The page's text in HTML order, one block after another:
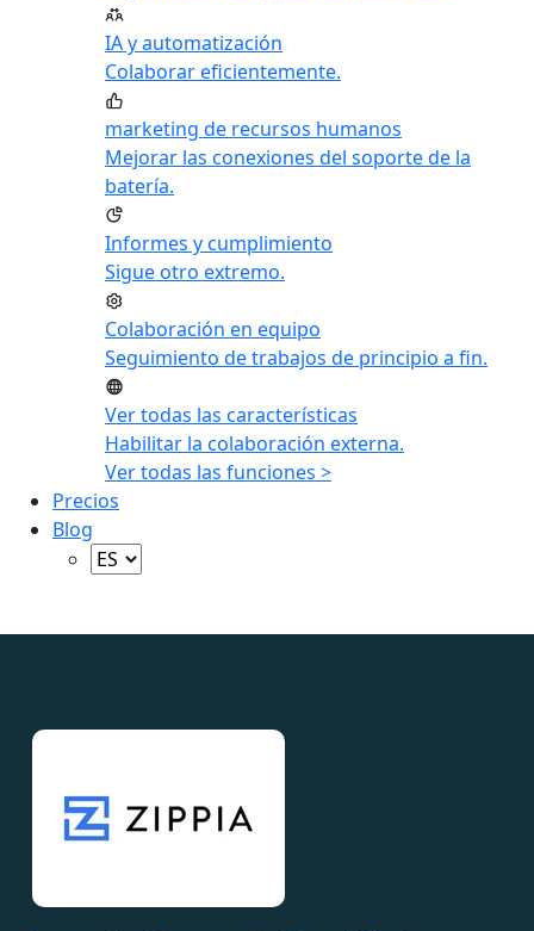
IA y automatización
Colaborar eficientemente.
marketing de recursos humanos
Mejorar las conexiones del soporte de la
batería.
Informes y cumplimiento
Sigue otro extremo.
Colaboración en equipo
Seguimiento de trabajos de principio a fin.
Ver todas las características
Habilitar la colaboración externa.
Ver todas las funciones >
Precios
Blog